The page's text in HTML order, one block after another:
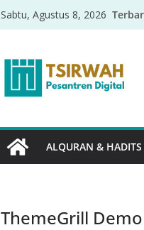
Sabtu, Agustus 8, 2026
ALQURAN & HADITS
ThemeGrill